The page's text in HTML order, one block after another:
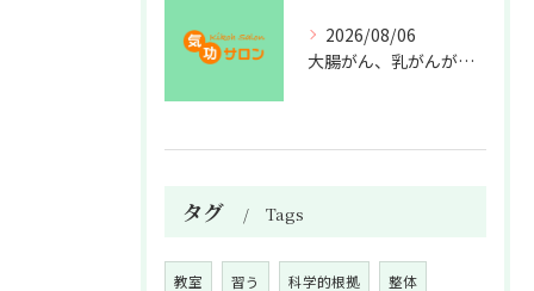
2026/08/06
大腸がん、乳がんが増えた理由
タグ Tags
教室 習う 科学的根拠 整体